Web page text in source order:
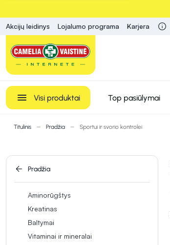
Akcijų leidinys Lojalumo programa Karjera
Visi produktai Top pasiūlymai
Titulinis Pradžia Sportui ir svorio kontrolei
Pradžia
Aminorūgštys
Kreatinas
Baltymai
Vitaminai ir mineralai